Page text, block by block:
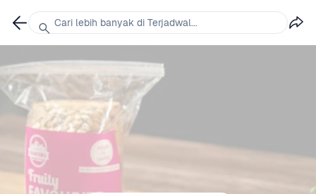
Cari lebih banyak di Terjadwal...